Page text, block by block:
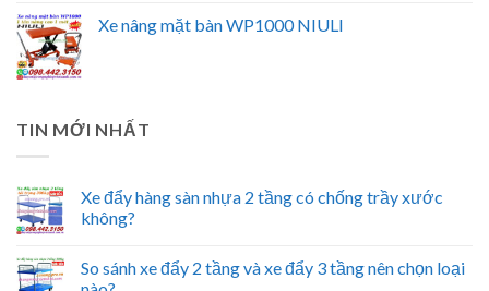
Xe nâng mặt bàn WP1000 NIULI
TIN MỚI NHẤT
Xe đẩy hàng sàn nhựa 2 tầng có chống trầy xước
không?
So sánh xe đẩy 2 tầng và xe đẩy 3 tầng nên chọn loại